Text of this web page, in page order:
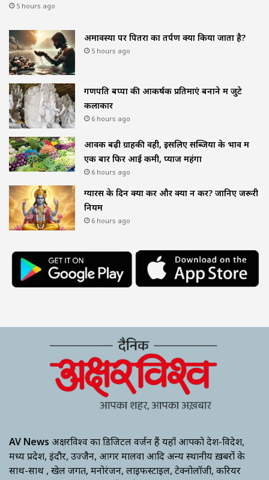
5 hours ago
अमावस्या पर पितरों का तर्पण क्यों किया जाता है?
5 hours ago
गणपति बप्पा की आकर्षक प्रतिमाएं बनाने में जुटे
कलाकार
6 hours ago
आवक बढ़ी ग्राहकी वही, इसलिए सब्जियों के भाव में
एक बार फिर आई कमी, प्याज महंगा
6 hours ago
ग्यारस के दिन क्या करें और क्या न करें? जानिए जरूरी
नियम
6 hours ago
AV News अक्षरविश्व का डिजिटल वर्जन हैं यहाँ आपको देश-विदेश,
मध्य प्रदेश, इंदौर, उज्जैन, आगर मालवा आदि अन्य स्थानीय ख़बरों के
साथ-साथ , खेल जगत, मनोरंजन, लाइफस्टाइल, टेक्नोलॉजी, करियर